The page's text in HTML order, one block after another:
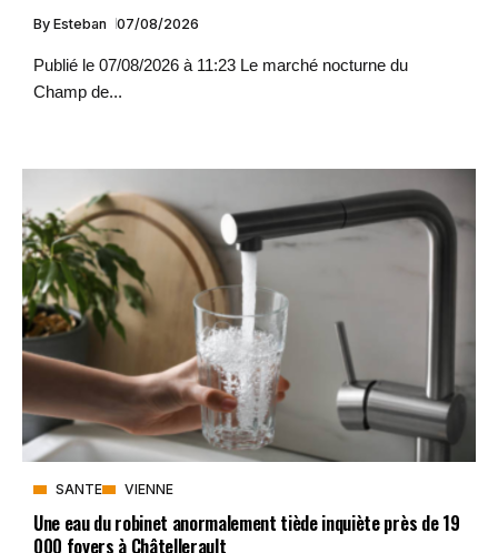
By Esteban 07/08/2026
Publié le 07/08/2026 à 11:23 Le marché nocturne du
Champ de...
SANTE VIENNE
Une eau du robinet anormalement tiède inquiète près de 19
000 foyers à Châtellerault